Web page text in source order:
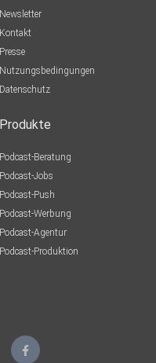
Newsletter
Kontakt
Presse
Nutzungsbedingungen
Datenschutz
Produkte
Podcast-Beratung
Podcast-Jobs
Podcast-Push
Podcast-Werbung
Podcast-Agentur
Podcast-Produktion